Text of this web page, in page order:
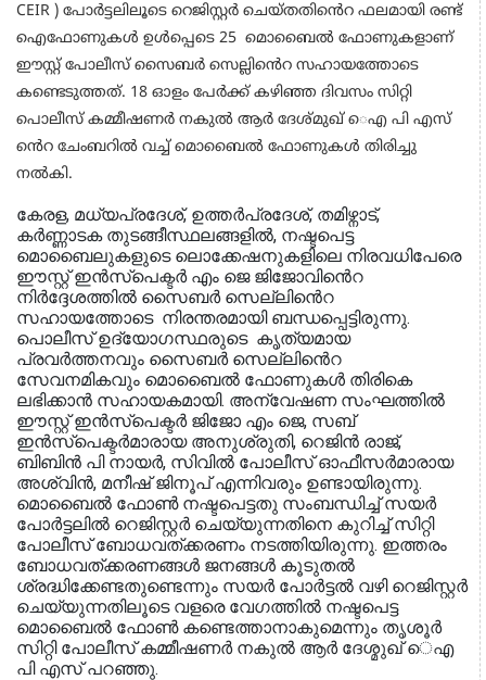
CEIR ) പോർട്ടലിലൂടെ റെജിസ്റ്റർ ചെയ്തതിൻെറ ഫലമായി രണ്ട്
ഐഫോണുകൾ ഉൾപ്പെടെ 25 മൊബൈൽ ഫോണുകളാണ്
ഈസ്റ്റ് പോലീസ് സൈബർ സെല്ലിൻെറ സഹായത്തോടെ
കണ്ടെടുത്തത്. 18 ഓളം പേർക്ക് കഴിഞ്ഞ ദിവസം സിറ്റി
പൊലീസ് കമ്മീഷണർ നകുൽ ആർ ദേശ്മുഖ് െഎ പി എസ്
ൻെറ ചേംബറിൽ വച്ച് മൊബൈൽ ഫോണുകൾ തിരിച്ചു
നൽകി.
കേരള, മധ്യപ്രദേശ്, ഉത്തർപ്രദേശ്, തമിഴ്നാട്,
കർണ്ണാടക തുടങ്ങീസ്ഥലങ്ങളിൽ, നഷ്ടപെട്ട
മൊബൈലുകളുടെ ലൊക്കേഷനുകളിലെ നിരവധിപേരെ
ഈസ്റ്റ് ഇൻസ്പെക്ടർ എം ജെ ജിജോവിൻെറ
നിർദ്ദേശത്തിൽ സൈബർ സെല്ലിൻെറ
സഹായത്തോടെ നിരന്തരമായി ബന്ധപ്പെട്ടിരുന്നു.
പൊലീസ് ഉദ്യോഗസ്ഥരുടെ കൃത്യമായ
പ്രവർത്തനവും സൈബർ സെല്ലിൻെറ
സേവനമികവും മൊബൈൽ ഫോണുകൾ തിരികെ
ലഭിക്കാൻ സഹായകമായി. അന്വേഷണ സംഘത്തിൽ
ഈസ്റ്റ് ഇൻസ്പെക്ടർ ജിജോ എം ജെ, സബ്
ഇൻസ്പെക്ടർമാരായ അനുശ്രുതി, റെജിൻ രാജ്,
ബിബിൻ പി നായർ, സിവിൽ പോലീസ് ഓഫീസർമാരായ
അശ്വിൻ, മനീഷ് ജിനൂപ് എന്നിവരും ഉണ്ടായിരുന്നു.
മൊബൈൽ ഫോൺ നഷ്ടപെട്ടതു സംബന്ധിച്ച് സയർ
പോർട്ടലിൽ റെജിസ്റ്റർ ചെയ്യുന്നതിനെ കുറിച്ച് സിറ്റി
പോലീസ് ബോധവത്ക്കരണം നടത്തിയിരുന്നു. ഇത്തരം
ബോധവത്ക്കരണങ്ങൾ ജനങ്ങൾ കൂടുതൽ
ശ്രദ്ധിക്കേണ്ടതുണ്ടെന്നും സയർ പോർട്ടൽ വഴി റെജിസ്റ്റർ
ചെയ്യുന്നതിലൂടെ വളരെ വേഗത്തിൽ നഷ്ടപെട്ട
മൊബൈൽ ഫോൺ കണ്ടെത്താനാകുമെന്നും തൃശൂർ
സിറ്റി പോലീസ് കമ്മീഷണർ നകുൽ ആർ ദേശ്മുഖ് െഎ
പി എസ് പറഞ്ഞു.